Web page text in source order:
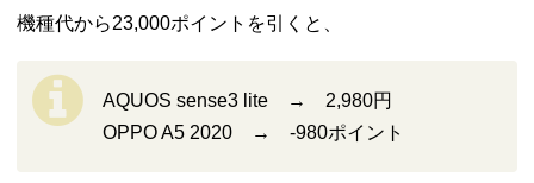
機種代から23,000ポイントを引くと、
AQUOS sense3 lite → 2,980円
OPPO A5 2020 → -980ポイント